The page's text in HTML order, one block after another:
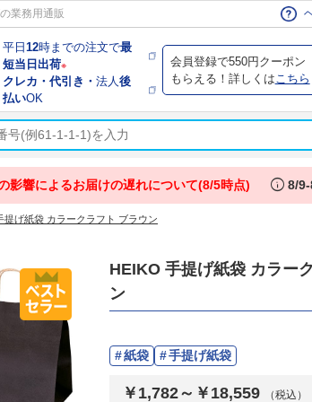
業務用通販
平日12時までの注文で最
短当日出荷※
クレカ・代引き・法人後
払いOK
会員登録で550円クーポン
もらえる！詳しくは こちら
影響によるお届けの遅れについて(8/5時点) info 8/
提げ紙袋 カラークラフト ブラウン
HEIKO 手提げ紙袋 カラー
ン
紙袋 手提げ紙袋
￥1,782～￥18,559 （税込）